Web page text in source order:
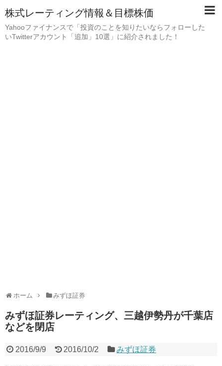
株式レーティング情報＆目標株価
Yahooファイナンスで「投資のことを知りたいならフォローした
いTwitterアカウント「追加」10選」に紹介されました！
ホーム みずほ証券
みずほ証券レーティング、三越伊勢丹が千葉店
などを閉店
2016/9/9 2016/10/2 みずほ証券